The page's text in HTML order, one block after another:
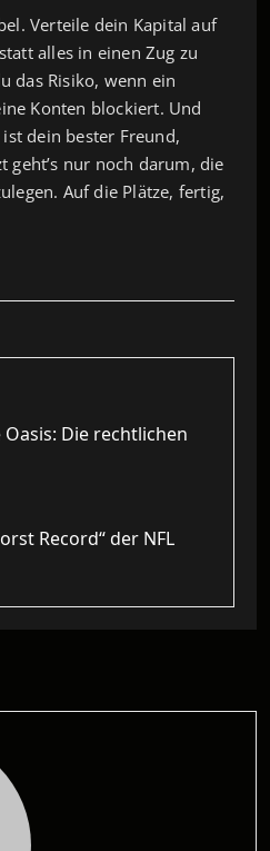
Verteile dein Kapital auf
alles in einen Zug zu
das Risiko, wenn ein
Konten blockiert. Und
dein bester Freund,
geht’s nur noch darum, die
Auf die Plätze, fertig,
Die rechtlichen
Record“ der NFL